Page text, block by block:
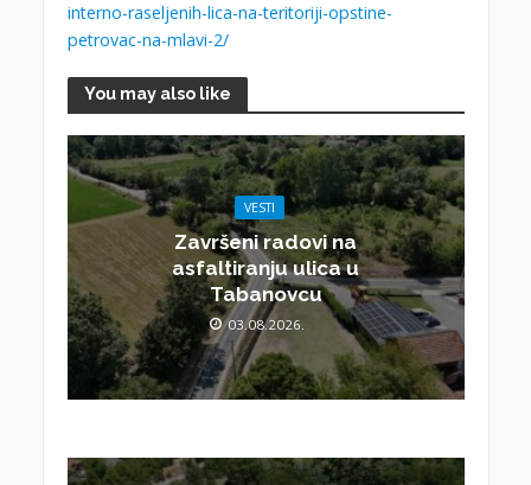
interno-raseljenih-lica-na-teritoriji-opstine-
petrovac-na-mlavi-2/
You may also like
VESTI
Završeni radovi na
asfaltiranju ulica u
Tabanovcu
03.08.2026.